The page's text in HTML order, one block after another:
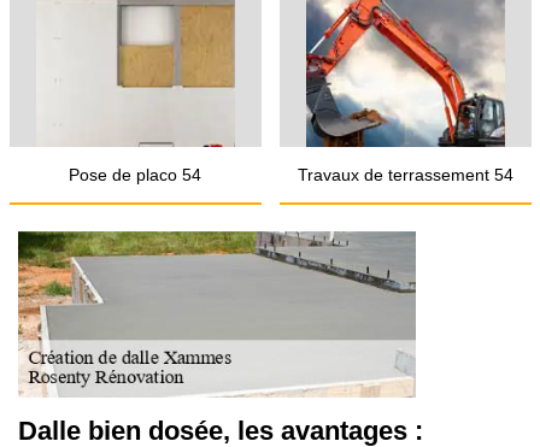
Pose de placo 54 Travaux de terrassement 54
Dalle bien dosée, les avantages :